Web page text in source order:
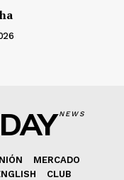
NEWS
MERCADO
CLUB